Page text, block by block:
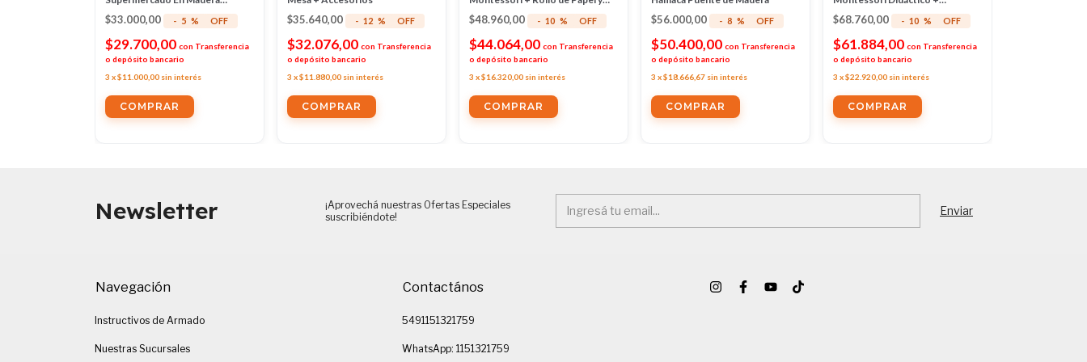
Juguete Montessori
$33.000,00 - 5 % OFF
$29.700,00 con Transferencia
o depósito bancario
3 x$11.000,00 sin interés
$35.640,00 - 12 % OFF
$32.076,00 con Transferencia
o depósito bancario
3 x$11.880,00 sin interés
Accesorios
$48.960,00 - 10 % OFF
$44.064,00 con Transferencia
o depósito bancario
3 x$16.320,00 sin interés
$56.000,00 - 8 % OFF
$50.400,00 con Transferencia
o depósito bancario
3 x$18.666,67 sin interés
Accesorios
$68.760,00 - 10 % OFF
$61.884,00 con Transferencia
o depósito bancario
3 x$22.920,00 sin interés
Newsletter
¡Aprovechá nuestras Ofertas Especiales
suscribiéndote!
Navegación
Instructivos de Armado
Nuestras Sucursales
Contactános
5491151321759
WhatsApp: 1151321759